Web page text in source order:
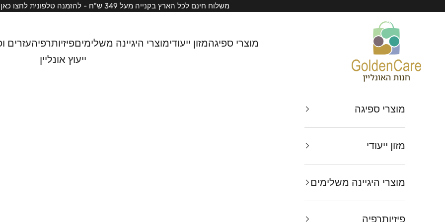
משלוח חינם לכל הארץ בקנייה מעל 349 ש"ח - להזמנה טלפונית לחצו
Golden Care
מוצרי ספיגהמזון ייעודימוצרי היגיינה משלימיםפיזיותרפיהעזרים
ייעוץ אונליין
מוצרי ספיגה
מזון ייעודי
מוצרי היגיינה משלימים
פיזיותרפיה